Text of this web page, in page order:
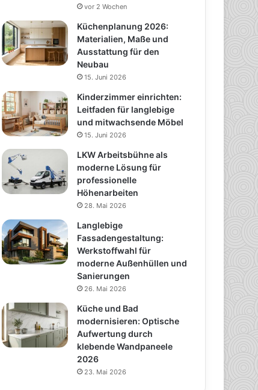
vor 2 Wochen
Küchenplanung 2026:
Materialien, Maße und
Ausstattung für den
Neubau
15. Juni 2026
Kinderzimmer einrichten:
Leitfaden für langlebige
und mitwachsende Möbel
15. Juni 2026
LKW Arbeitsbühne als
moderne Lösung für
professionelle
Höhenarbeiten
28. Mai 2026
Langlebige
Fassadengestaltung:
Werkstoffwahl für
moderne Außenhüllen und
Sanierungen
26. Mai 2026
Küche und Bad
modernisieren: Optische
Aufwertung durch
klebende Wandpaneele
2026
23. Mai 2026